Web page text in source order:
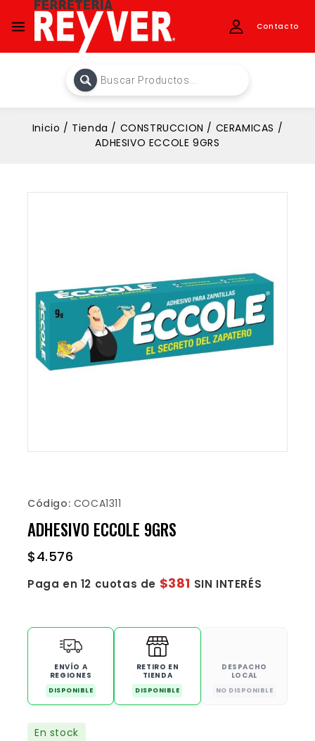
Contacto
Inicio / Tienda / CONSTRUCCION / CERAMICAS /
ADHESIVO ECCOLE 9GRS
Código: COCA1311
ADHESIVO ECCOLE 9GRS
$4.576
Paga en 12 cuotas de $381 SIN INTERÉS
ENVÍO A
REGIONES
DISPONIBLE
RETIRO EN
TIENDA
DISPONIBLE
DESPACHO
LOCAL
NO DISPONIBLE
En stock